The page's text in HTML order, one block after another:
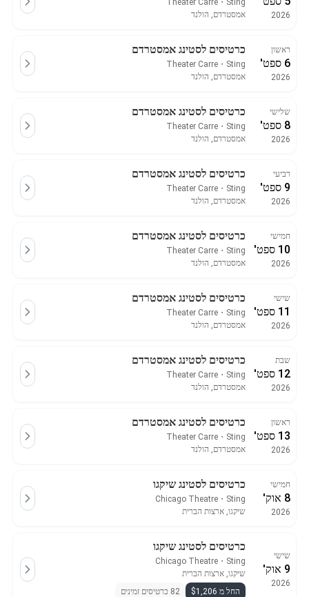
2026
Sting
・
Theater Carre
אמסטרדם, הולנד
ראשון
6 ספט'
2026
כרטיסים לסטינג אמסטרדם
Sting
・
Theater Carre
אמסטרדם, הולנד
שלישי
8 ספט'
2026
כרטיסים לסטינג אמסטרדם
Sting
・
Theater Carre
אמסטרדם, הולנד
רביעי
9 ספט'
2026
כרטיסים לסטינג אמסטרדם
Sting
・
Theater Carre
אמסטרדם, הולנד
חמישי
10 ספט'
2026
כרטיסים לסטינג אמסטרדם
Sting
・
Theater Carre
אמסטרדם, הולנד
שישי
11 ספט'
2026
כרטיסים לסטינג אמסטרדם
Sting
・
Theater Carre
אמסטרדם, הולנד
שבת
12 ספט'
2026
כרטיסים לסטינג אמסטרדם
Sting
・
Theater Carre
אמסטרדם, הולנד
ראשון
13 ספט'
2026
כרטיסים לסטינג אמסטרדם
Sting
・
Theater Carre
אמסטרדם, הולנד
חמישי
8 אוק'
2026
כרטיסים לסטינג שיקגו
Sting
・
Chicago Theatre
שיקגו, ארצות הברית
שישי
9 אוק'
2026
כרטיסים לסטינג שיקגו
Sting
・
Chicago Theatre
שיקגו, ארצות הברית
החל מ $1,206
82 כרטיסים זמינים